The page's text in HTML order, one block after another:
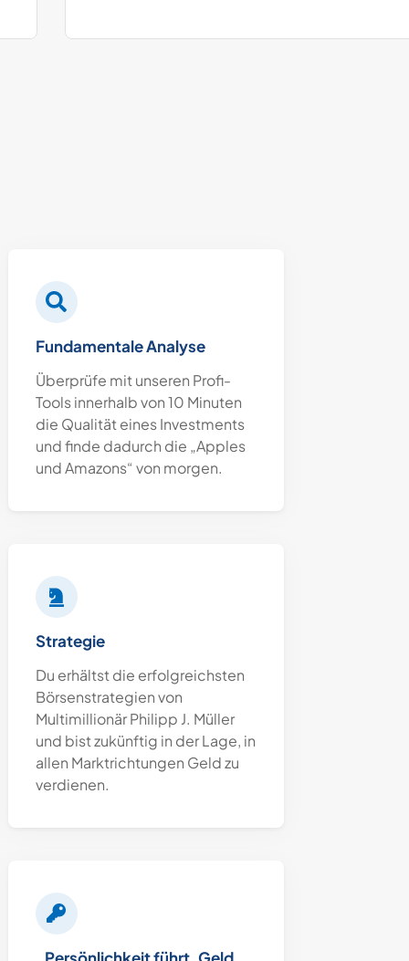
Fundamentale Analyse
Überprüfe mit unseren Profi-
Tools innerhalb von 10 Minuten
die Qualität eines Investments
und finde dadurch die „Apples
und Amazons“ von morgen.
Strategie
Du erhältst die erfolgreichsten
Börsenstrategien von
Multimillionär Philipp J. Müller
und bist zukünftig in der Lage, in
allen Marktrichtungen Geld zu
verdienen.